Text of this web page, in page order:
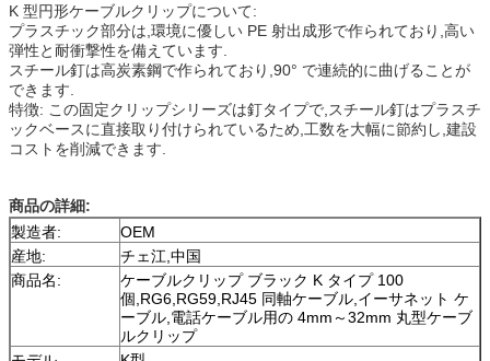
K 型円形ケーブルクリップについて:
プラスチック部分は,環境に優しい PE 射出成形で作られており,高い
弾性と耐衝撃性を備えています.
スチール釘は高炭素鋼で作られており,90° で連続的に曲げることが
できます.
特徴: この固定クリップシリーズは釘タイプで,スチール釘はプラスチ
ックベースに直接取り付けられているため,工数を大幅に節約し,建設
コストを削減できます.
商品の詳細:
製造者:
OEM
産地:
チェ江,中国
商品名:
ケーブルクリップ ブラック K タイプ 100
個,RG6,RG59,RJ45 同軸ケーブル,イーサネット ケ
ーブル,電話ケーブル用の 4mm～32mm 丸型ケーブ
ルクリップ